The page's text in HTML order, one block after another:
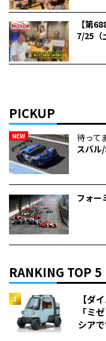
【第
7/25（
PICKUP
NEW
待って
スバ
フォー
RANKING TOP 5
【ダ
「ミ
シア